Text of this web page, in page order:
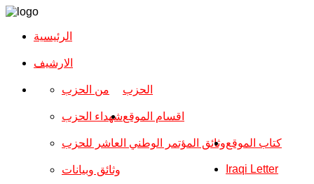
الرئيسية
الارشیف
الحزب من الحزب
شهداء الحزب
وثائق المؤتمر الوطني العاشر للحزب
وثائق وبيانات
اقسام الموقع
كتاب الموقع
Iraqi Letter